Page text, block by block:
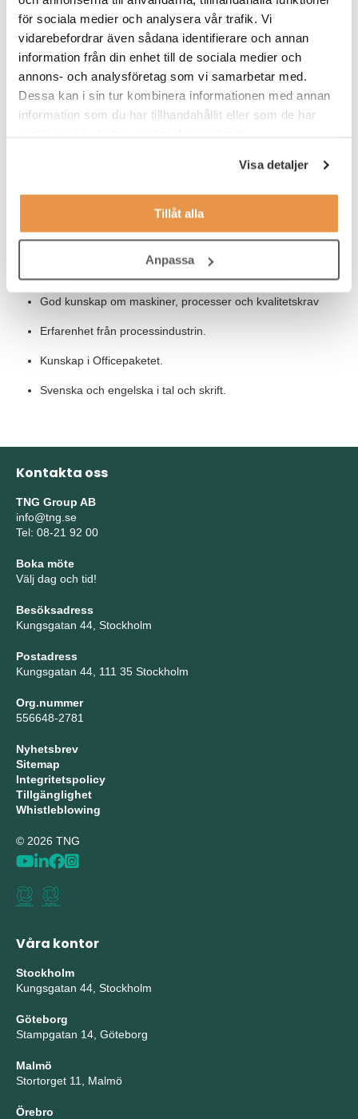
för sociala medier och analysera vår trafik. Vi
vidarebefordrar även sådana identifierare och annan
information från din enhet till de sociala medier och
annons- och analysföretag som vi samarbetar med.
Dessa kan i sin tur kombinera informationen med annan
information som du har tillhandahållit eller som de har
Visa detaljer
Tillåt alla
Anpassa
Våra förväntningar
Vi söker dig som antingen har erfarenhet av att leda andra och
vill växa i en roll där du bidrar till att säkra framtiden för vår
verksamhet, eller dig som har kortare erfarenhet men drivs av
ambition och nyfikenhet för att ta nästa steg i karriären.
ansvarstagande, med en förmåga att skapa engagemang och
resultat och ser möjligheter till förbättringar i det dagliga arbetet.
Vi söker dig som har:
God kunskap om maskiner, processer och kvalitetskrav
Erfarenhet från processindustrin.
Kunskap i Officepaketet.
Svenska och engelska i tal och skrift.
Kontakta oss
TNG Group AB
info@tng.se
Tel: 08-21 92 00
Boka möte
Välj dag och tid!
Besöksadress
Kungsgatan 44, Stockholm
Postadress
Kungsgatan 44, 111 35 Stockholm
Org.nummer
556648-2781
Nyhetsbrev
Sitemap
Integritetspolicy
Tillgänglighet
Whistleblowing
© 2026 TNG
Våra kontor
Stockholm
Kungsgatan 44, Stockholm
Göteborg
Stampgatan 14, Göteborg
Malmö
Stortorget 11, Malmö
Örebro